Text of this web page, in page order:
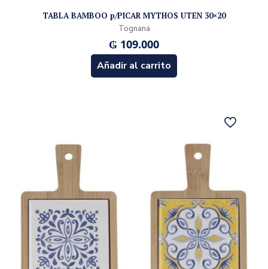
TABLA BAMBOO p/PICAR MYTHOS UTEN 30×20
Tognana
₲ 109.000
Añadir al carrito